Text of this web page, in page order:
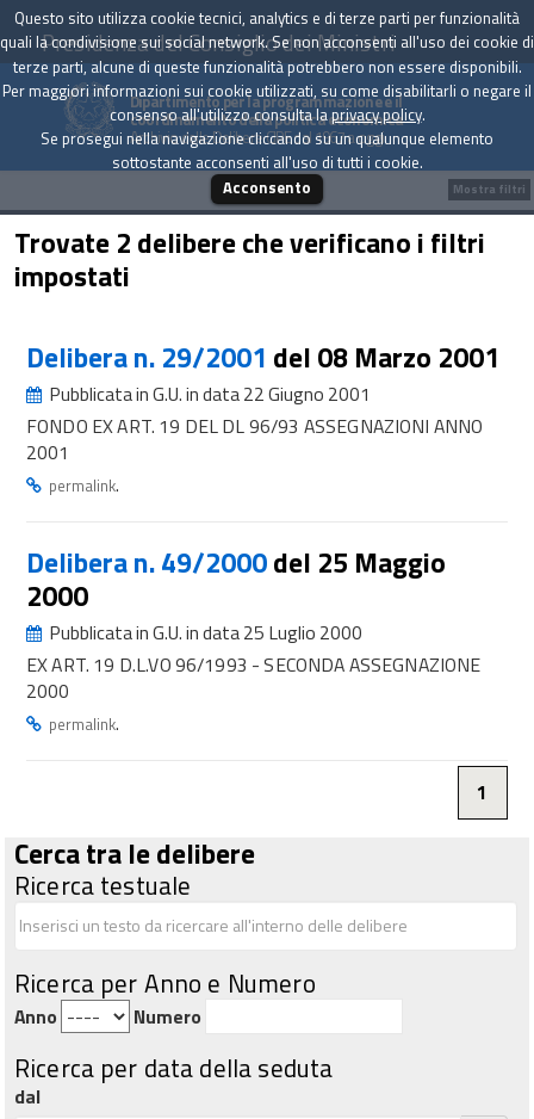
Presidenza del Consiglio dei Ministri
Dipartimento per la programmazione e il
coordinamento della politica economica
Archivio delle Delibere CIPE dal 1967 a oggi
Trovate 2 delibere che verificano i filtri
impostati
Delibera n. 29/2001 del 08 Marzo 2001
Pubblicata in G.U. in data 22 Giugno 2001
FONDO EX ART. 19 DEL DL 96/93 ASSEGNAZIONI ANNO
2001
permalink.
Delibera n. 49/2000del 25 Maggio
2000
Pubblicata in G.U. in data 25 Luglio 2000
EX ART. 19 D.L.VO 96/1993 - SECONDA ASSEGNAZIONE
2000
permalink.
1
Cerca tra le delibere
Ricerca testuale
Ricerca per Anno e Numero
Anno Numero
Ricerca per data della seduta
dal
Mostra filtri
Questo sito utilizza cookie tecnici, analytics e di terze parti per funzionalità
quali la condivisione sui social network. Se non acconsenti all'uso dei cookie di
terze parti, alcune di queste funzionalità potrebbero non essere disponibili.
Per maggiori informazioni sui cookie utilizzati, su come disabilitarli o negare il
consenso all'utilizzo consulta laprivacy policy.
Se prosegui nella navigazione cliccando su un qualunque elemento
sottostante acconsenti all'uso di tutti i cookie.
Acconsento